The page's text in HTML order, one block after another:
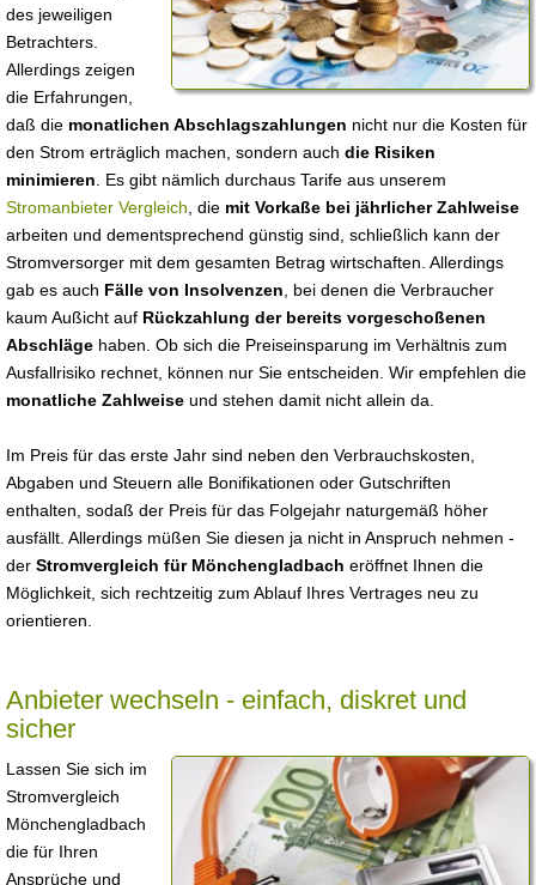
des jeweiligen
Betrachters.
Allerdings zeigen
die Erfahrungen,
daß die monatlichen Abschlagszahlungen nicht nur die Kosten für
den Strom erträglich machen, sondern auch die Risiken
minimieren . Es gibt nämlich durchaus Tarife aus unserem
Stromanbieter Vergleich , die mit Vorkaße bei jährlicher Zahlweise
arbeiten und dementsprechend günstig sind, schließlich kann der
Stromversorger mit dem gesamten Betrag wirtschaften. Allerdings
gab es auch Fälle von Insolvenzen , bei denen die Verbraucher
kaum Außicht auf Rückzahlung der bereits vorgeschoßenen
Abschläge haben. Ob sich die Preiseinsparung im Verhältnis zum
Ausfallrisiko rechnet, können nur Sie entscheiden. Wir empfehlen die
monatliche Zahlweise und stehen damit nicht allein da.
Im Preis für das erste Jahr sind neben den Verbrauchskosten,
Abgaben und Steuern alle Bonifikationen oder Gutschriften
enthalten, sodaß der Preis für das Folgejahr naturgemäß höher
ausfällt. Allerdings müßen Sie diesen ja nicht in Anspruch nehmen -
der Stromvergleich für Mönchengladbach eröffnet Ihnen die
Möglichkeit, sich rechtzeitig zum Ablauf Ihres Vertrages neu zu
orientieren.
Anbieter wechseln - einfach, diskret und
sicher
Lassen Sie sich im
Stromvergleich
Mönchengladbach
die für Ihren
Ansprüche und